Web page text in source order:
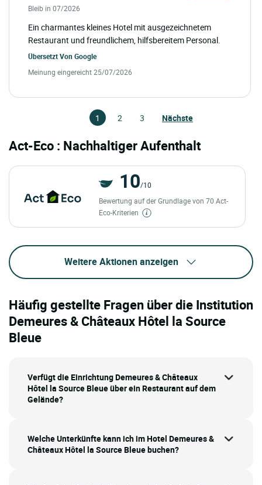
Bleib in 07/2026
Ein charmantes kleines Hotel mit ausgezeichnetem
Restaurant und freundlichem, hilfsbereitem Personal.
Übersetzt Von Google
Meinung eingereicht 25/07/2026
1 2 3 Nächste
Act-Eco : Nachhaltiger Aufenthalt
10/10
Bewertung auf der Grundlage von 70 Act-
Eco-Kriterien
Weitere Aktionen anzeigen
Häufig gestellte Fragen über die Institution
Demeures & Châteaux Hôtel la Source
Bleue
Verfügt die Einrichtung Demeures & Châteaux
Hôtel la Source Bleue über ein Restaurant auf dem
Gelände?
Welche Unterkünfte kann ich im Hotel Demeures &
Châteaux Hôtel la Source Bleue buchen?